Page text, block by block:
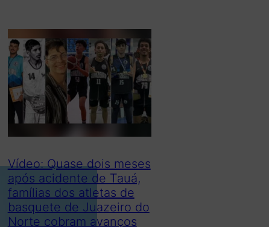
Vídeo: Quase dois meses
após acidente de Tauá,
famílias dos atletas de
basquete de Juazeiro do
Norte cobram avanços